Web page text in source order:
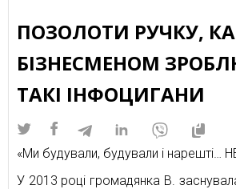
ПОЗОЛОТИ РУЧКУ,
БІЗНЕСМЕНОМ
ТАКІ ІНФОЦИГАНИ
«Ми будували, будували і нарешті…
У 2013 році громадянка В.